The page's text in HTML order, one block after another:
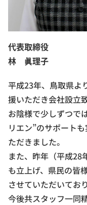
代表取締役
林 眞理子
平成23年、鳥取県よ
援いただき会社設立
お陰様で少しずつで
リエン”のサポート
ただきました。
また、昨年（平成28
も立上げ、県民の皆
させていただいてお
今後共スタッフ一同